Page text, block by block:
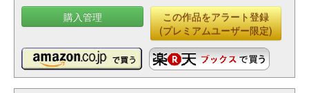
購入管理
この作品をアラート登録
(プレミアムユーザー限定)